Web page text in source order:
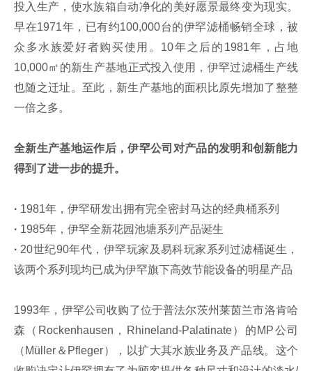
投入生产，使水族箱自动净化的美好愿景最终变为现实。
早在1971年，已有约100,000台的伊罕滤桶畅销全球，被
众多水族爱好者购买使用。10年之后的1981年，占地
10,000㎡的新生产基地正式投入使用，伊罕过滤桶生产线
也随之迁址。至此，新生产基地的面积比原先增加了整整
一倍之多。
全新生产基地运作后，伊罕公司对产品的发明和创新能力
得到了进一步的提升。
· 1981年，伊罕研发出拥有完全密封马达的经典桶系列
· 1985年，伊罕全新花园池塘系列产品诞生
· 20世纪90年代，伊罕玩家及易科玩家系列过滤桶诞生，
该两个系列现均已成为伊罕旗下高效节能设备的明星产品
1993年，伊罕公司收购了位于普法尔茨州莱茵兰市洛肯哈
森（Rockenhausen，Rhineland-Palatinate）的MP公司
（Müller＆Pfleger），以扩大其水族业务及产品线。这个